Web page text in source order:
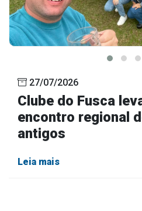
27/07/2026
Clube do Fusca
encontro regional
antigos
Leia mais